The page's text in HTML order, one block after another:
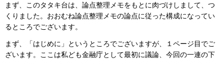
まず、このタタキ台は、論点整理メモをもとに肉づけしまして、つ
くりました。おおむね論点整理メモの論点に従った構成になってい
るところでございます。
まず、「はじめに」というところでございますが、１ページ目でご
ざいます。ここは私ども金融庁として最初に議論、今回の一連の下